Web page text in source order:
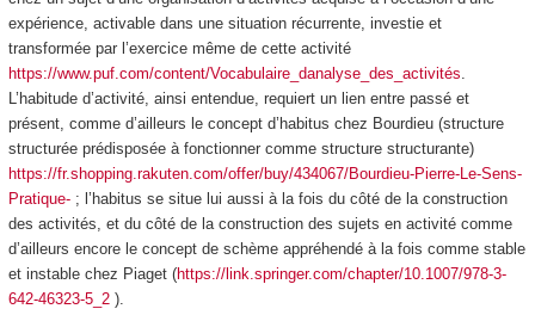
expérience, activable dans une situation récurrente, investie et
transformée par l’exercice même de cette activité
https://www.puf.com/content/Vocabulaire_danalyse_des_activités
L’habitude d’activité, ainsi entendue, requiert un lien entre passé et
présent, comme d’ailleurs le concept d’habitus chez Bourdieu (structure
structurée prédisposée à fonctionner comme structure structurante)
https://fr.shopping.rakuten.com/offer/buy/434067/Bourdieu-Pierre-Le-Sens-
Pratique-; l’habitus se situe lui aussi à la fois du côté de la construction
des activités, et du côté de la construction des sujets en activité comme
d’ailleurs encore le concept de schème appréhendé à la fois comme stable
et instable chez Piaget (https://link.springer.com/chapter/10.1007/978-3-
642-46323-5_2).